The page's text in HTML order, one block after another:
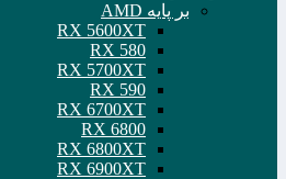
بر پایه AMD
RX 5600XT
RX 580
RX 5700XT
RX 590
RX 6700XT
RX 6800
RX 6800XT
RX 6900XT